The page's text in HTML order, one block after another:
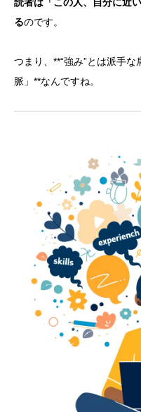
るのです。
つまり、**“強み”とは派手
脈」**なんですね。